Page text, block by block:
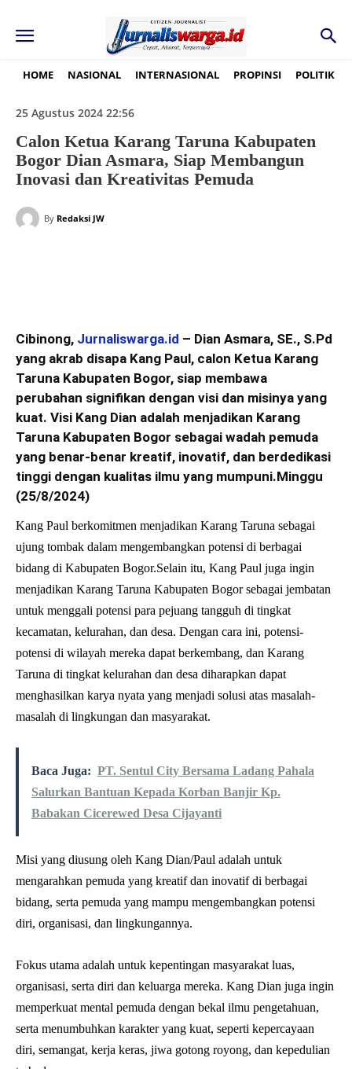
HOME NASIONAL INTERNASIONAL PROPINSI POLITIK
25 Agustus 2024 22:56
Calon Ketua Karang Taruna Kabupaten
Bogor Dian Asmara, Siap Membangun
Inovasi dan Kreativitas Pemuda
By Redaksi JW
Cibinong, Jurnaliswarga.id – Dian Asmara, SE., S.Pd
yang akrab disapa Kang Paul, calon Ketua Karang
Taruna Kabupaten Bogor, siap membawa
perubahan signifikan dengan visi dan misinya yang
kuat. Visi Kang Dian adalah menjadikan Karang
Taruna Kabupaten Bogor sebagai wadah pemuda
yang benar-benar kreatif, inovatif, dan berdedikasi
tinggi dengan kualitas ilmu yang mumpuni.Minggu
(25/8/2024)
Kang Paul berkomitmen menjadikan Karang Taruna sebagai
ujung tombak dalam mengembangkan potensi di berbagai
bidang di Kabupaten Bogor.Selain itu, Kang Paul juga ingin
menjadikan Karang Taruna Kabupaten Bogor sebagai jembatan
untuk menggali potensi para pejuang tangguh di tingkat
kecamatan, kelurahan, dan desa. Dengan cara ini, potensi-
potensi di wilayah mereka dapat berkembang, dan Karang
Taruna di tingkat kelurahan dan desa diharapkan dapat
menghasilkan karya nyata yang menjadi solusi atas masalah-
masalah di lingkungan dan masyarakat.
Baca Juga: PT. Sentul City Bersama Ladang Pahala
Salurkan Bantuan Kepada Korban Banjir Kp.
Babakan Cicerewed Desa Cijayanti
Misi yang diusung oleh Kang Dian/Paul adalah untuk
mengarahkan pemuda yang kreatif dan inovatif di berbagai
bidang, serta pemuda yang mampu mengembangkan potensi
diri, organisasi, dan lingkungannya.
Fokus utama adalah untuk kepentingan masyarakat luas,
organisasi, serta diri dan keluarga mereka. Kang Dian juga ingin
memperkuat mental pemuda dengan bekal ilmu pengetahuan,
serta menumbuhkan karakter yang kuat, seperti kepercayaan
diri, semangat, kerja keras, jiwa gotong royong, dan kepedulian